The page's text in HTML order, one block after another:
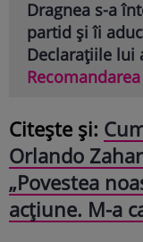
Dragnea s-a
partid și îi
Declarațiile lui
Citește și:
Orlando
„Povestea
acţiune. M-a